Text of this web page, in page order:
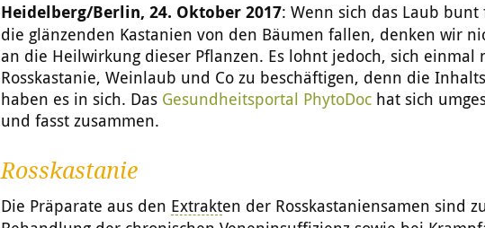
Heidelberg/Berlin, 24. Oktober 2017: Wenn sich das Laub
die glänzenden Kastanien von den Bäumen fallen, denken wir
an die Heilwirkung dieser Pflanzen. Es lohnt jedoch, sich einmal
Rosskastanie, Weinlaub und Co zu beschäftigen, denn die
haben es in sich. Das Gesundheitsportal PhytoDoc hat sich
und fasst zusammen.
Rosskastanie
Die Präparate aus den Extrakten der Rosskastaniensamen sind